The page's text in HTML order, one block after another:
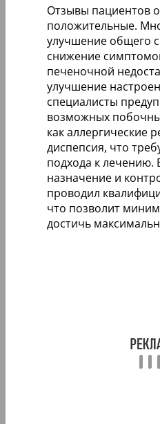
Отзывы пациентов
положительные.
улучшение общего
снижение
печеночной
улучшение
специалисты
возможных
как аллергические
диспепсия, что
подхода к лечению.
назначение и
проводил
что позволит
достичь